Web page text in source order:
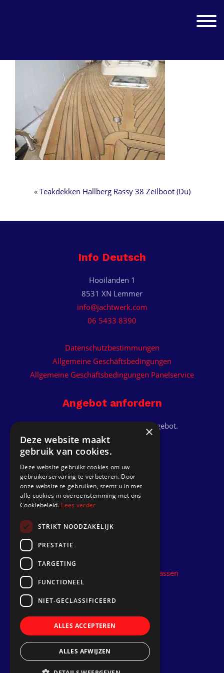
Toggle
« Teakdekken Hallberg Rassy 38 Zeilboot (Du)
Info Deutsch
Hooilanden 1
8531 XN Lemmer
info@jachtwerk.com
06 5433 8390
Datenschutzbestimmungen
Allgemeine Geschäftsbedingungen
Allgemeine Geschäftsbedingungen Panelservice
Angebot anfordern
Erhalten Sie ein individuelles Angebot.
Anfrage
Gehen zu
Dek Designer
Projekte
Kunststoff-Teakdeck installieren lassen
Folgen Sie uns
×
Deze website maakt
gebruik van cookies.
Deze website gebruikt cookies om uw
gebruikerservaring te verbeteren. Door
onze website te gebruiken, stemt u in met
alle cookies in overeenstemming met ons
Cookiebeleid. Lees verder
STRIKT NOODZAKELIJK
PRESTATIE
TARGETING
FUNCTIONEEL
NIET-GECLASSIFICEERD
ALLES ACCEPTEREN
ALLES AFWIJZEN